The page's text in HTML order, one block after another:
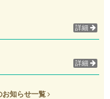
詳細
詳細
お知らせ一覧